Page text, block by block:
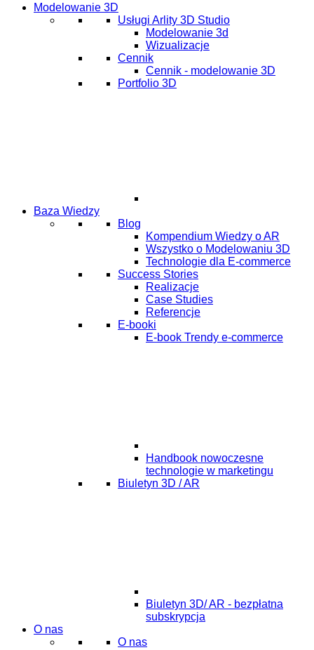
Modelowanie 3D
Usługi Arlity 3D Studio
Modelowanie 3d
Wizualizacje
Cennik
Cennik - modelowanie 3D
Portfolio 3D
Baza Wiedzy
Blog
Kompendium Wiedzy o AR
Wszystko o Modelowaniu 3D
Technologie dla E-commerce
Success Stories
Realizacje
Case Studies
Referencje
E-booki
E-book Trendy e-commerce
Handbook nowoczesne
technologie w marketingu
Biuletyn 3D / AR
Biuletyn 3D/ AR - bezpłatna
subskrypcja
O nas
O nas